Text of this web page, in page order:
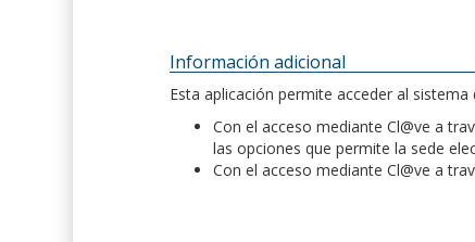
Información adicional
Esta aplicación permite acceder al
Con el acceso mediante Cl@ve a
las opciones que permite la sede
Con el acceso mediante Cl@ve a